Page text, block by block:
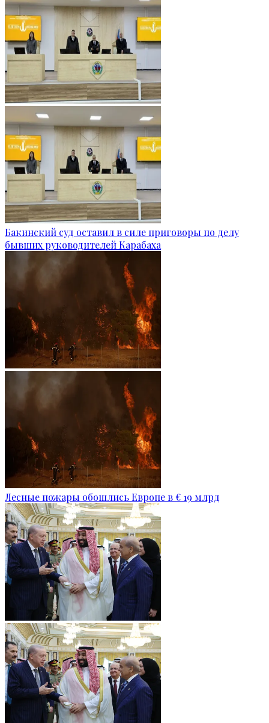
Бакинский суд оставил в силе приговоры по делу
бывших руководителей Карабаха
Лесные пожары обошлись Европе в € 19 млрд